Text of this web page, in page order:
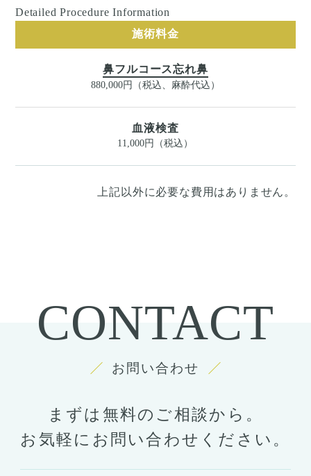
Detailed Procedure Information
施術料金
鼻フルコース忘れ鼻
880,000円（税込、麻酔代込）
血液検査
11,000円（税込）
上記以外に必要な費用はありません。
CONTACT
お問い合わせ
まずは無料のご相談から。
お気軽にお問い合わせください。